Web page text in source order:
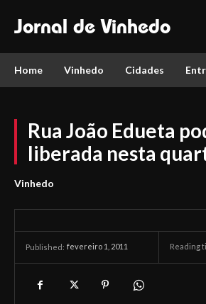
Jornal de Vinhedo
Home Vinhedo Cidades
Rua João Edueta
liberada nesta
Vinhedo
Published: fevereiro 1, 2011 Reading